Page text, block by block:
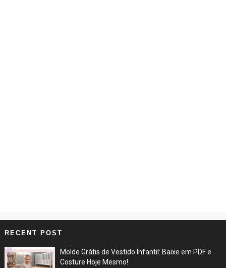
RECENT POST
Molde Grátis de Vestido Infantil: Baixe em PDF e
Costure Hoje Mesmo!